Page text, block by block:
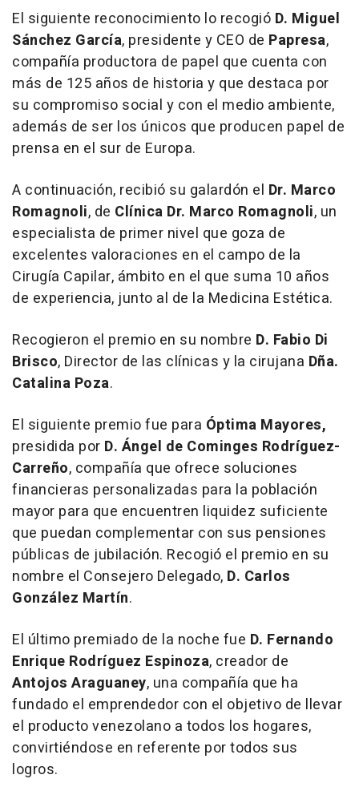
El siguiente reconocimiento lo recogió D. Miguel
Sánchez García, presidente y CEO de Papresa,
compañía productora de papel que cuenta con
más de 125 años de historia y que destaca por
su compromiso social y con el medio ambiente,
además de ser los únicos que producen papel de
prensa en el sur de Europa.
A continuación, recibió su galardón el Dr. Marco
Romagnoli, de Clínica Dr. Marco Romagnoli, un
especialista de primer nivel que goza de
excelentes valoraciones en el campo de la
Cirugía Capilar, ámbito en el que suma 10 años
de experiencia, junto al de la Medicina Estética.
Recogieron el premio en su nombre D. Fabio Di
Brisco, Director de las clínicas y la cirujana Dña.
Catalina Poza.
El siguiente premio fue para Óptima Mayores,
presidida por D. Ángel de Cominges Rodríguez-
Carreño, compañía que ofrece soluciones
financieras personalizadas para la población
mayor para que encuentren liquidez suficiente
que puedan complementar con sus pensiones
públicas de jubilación. Recogió el premio en su
nombre el Consejero Delegado, D. Carlos
González Martín.
El último premiado de la noche fue D. Fernando
Enrique Rodríguez Espinoza, creador de
Antojos Araguaney, una compañía que ha
fundado el emprendedor con el objetivo de llevar
el producto venezolano a todos los hogares,
convirtiéndose en referente por todos sus
logros.